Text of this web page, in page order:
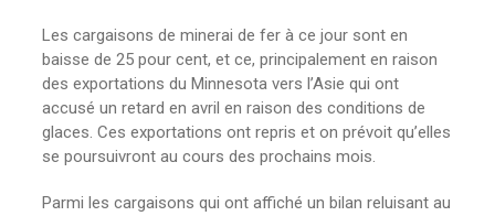
Les cargaisons de minerai de fer à ce jour sont en
baisse de 25 pour cent, et ce, principalement en raison
des exportations du Minnesota vers l’Asie qui ont
accusé un retard en avril en raison des conditions de
glaces. Ces exportations ont repris et on prévoit qu’elles
se poursuivront au cours des prochains mois.
Parmi les cargaisons qui ont affiché un bilan reluisant au